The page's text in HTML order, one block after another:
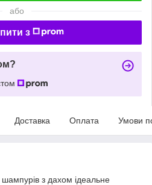
або
з
Доставка Оплата Умови
з дахом ідеальне